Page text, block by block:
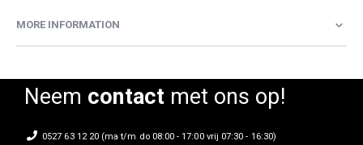
MORE INFORMATION
Neem contactmet ons op!
0527 63 12 20 (ma t/m do 08:00 - 17:00 vrij 07:30 - 16:30)